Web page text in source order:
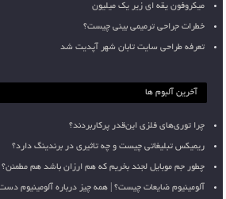
میکروفون یقه ای زیر یک میلیون
خطرات جراحی ترمیمی بینی چیست؟
تعرفه طراحی سایت تابان شهر آپدیت شد
آخرین آلبوم ها
چرا توری‌های فلزی این‌قدر پرکاربردند؟
ریمیکس تبلیغاتی چیست و چه تاثیری در برندینگ دارد؟
چطور جم موبایل لجند بخریم که هم ارزان باشد هم مطمئن؟
آلومینیوم ضایعات چیست؟ | همه چیز درباره آلومینیوم